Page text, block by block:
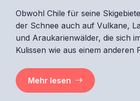
Obwohl Chile für seine
der Schnee auch auf Vulkane,
und Araukarienwälder, die sich
Kulissen wie aus einem anderen
Mehr lesen